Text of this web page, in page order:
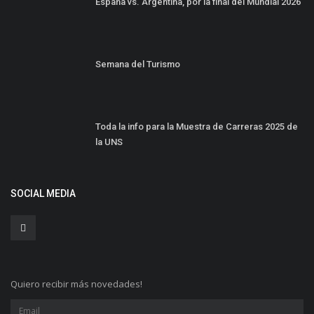
Semana del Turismo
Toda la info para la Muestra de Carreras 2025 de
la UNS
SOCIAL MEDIA
Quiero recibir más novedades!